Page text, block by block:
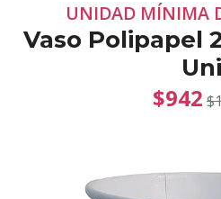
UNIDAD MÍNIMA
Vaso Polipapel
Uni
$942